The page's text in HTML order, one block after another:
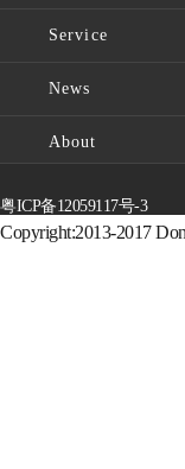
Service
News
About
粤ICP备12059117号-3
Copyright:2013-2017